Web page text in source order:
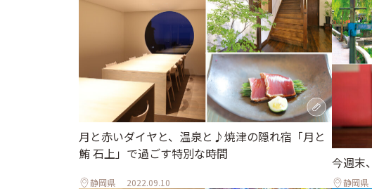
月と赤いダイヤと、温泉と♪焼津の隠れ宿「月と
鮪 石上」で過ごす特別な時間
静岡県 2022.09.10
今週末
静岡県